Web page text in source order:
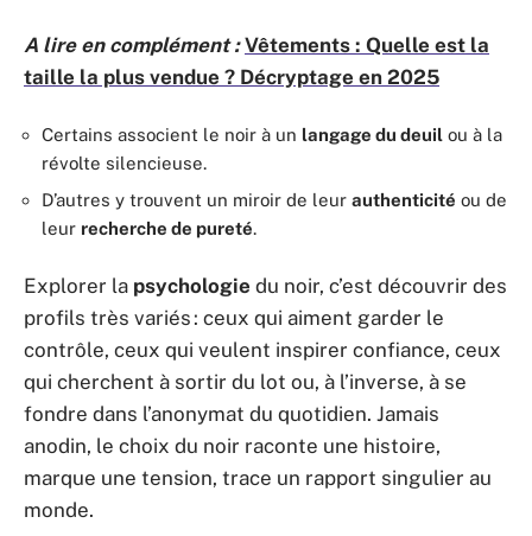
A lire en complément : Vêtements : Quelle est la
taille la plus vendue ? Décryptage en 2025
Certains associent le noir à un langage du deuil ou à la
révolte silencieuse.
D’autres y trouvent un miroir de leur authenticité ou de
leur recherche de pureté.
Explorer la psychologie du noir, c’est découvrir des
profils très variés : ceux qui aiment garder le
contrôle, ceux qui veulent inspirer confiance, ceux
qui cherchent à sortir du lot ou, à l’inverse, à se
fondre dans l’anonymat du quotidien. Jamais
anodin, le choix du noir raconte une histoire,
marque une tension, trace un rapport singulier au
monde.